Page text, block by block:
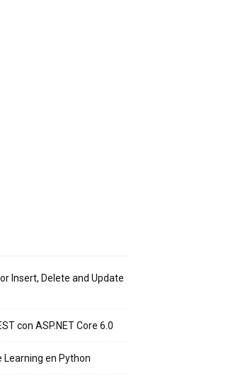
Insert, Delete and Update
con ASP.NET Core 6.0
Learning en Python